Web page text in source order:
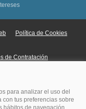
Política de Cookies
de Contratación